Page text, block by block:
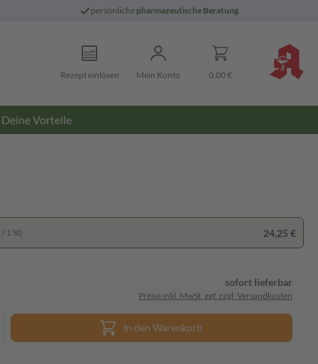
persönliche pharmazeutische Beratung
Rezept einlösen Mein Konto 0,00 €
Deine Vorteile
1 St) 24,25 €
sofort lieferbar
Preise inkl. MwSt. ggf. zzgl. Versandkosten
In den Warenkorb